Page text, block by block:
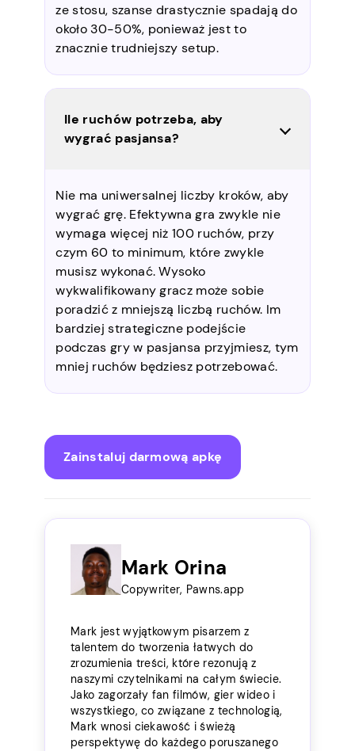
ze stosu, szanse drastycznie spadają do
około 30-50%, ponieważ jest to
znacznie trudniejszy setup.
Ile ruchów potrzeba, aby
wygrać pasjansa?
Nie ma uniwersalnej liczby kroków, aby
wygrać grę. Efektywna gra zwykle nie
wymaga więcej niż 100 ruchów, przy
czym 60 to minimum, które zwykle
musisz wykonać. Wysoko
wykwalifikowany gracz może sobie
poradzić z mniejszą liczbą ruchów. Im
bardziej strategiczne podejście
podczas gry w pasjansa przyjmiesz, tym
mniej ruchów będziesz potrzebować.
Zainstaluj darmową apkę
Mark Orina
Copywriter, Pawns.app
Mark jest wyjątkowym pisarzem z
talentem do tworzenia łatwych do
zrozumienia treści, które rezonują z
naszymi czytelnikami na całym świecie.
Jako zagorzały fan filmów, gier wideo i
wszystkiego, co związane z technologią,
Mark wnosi ciekawość i świeżą
perspektywę do każdego poruszanego